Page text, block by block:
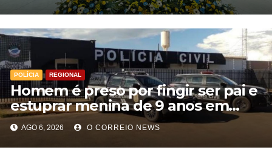
POLÍCIA REGIONAL
Homem é preso por fingir ser pai e
estuprar menina de 9 anos em
Aparecida do Taboado
AGO 6, 2026 O CORREIO NEWS